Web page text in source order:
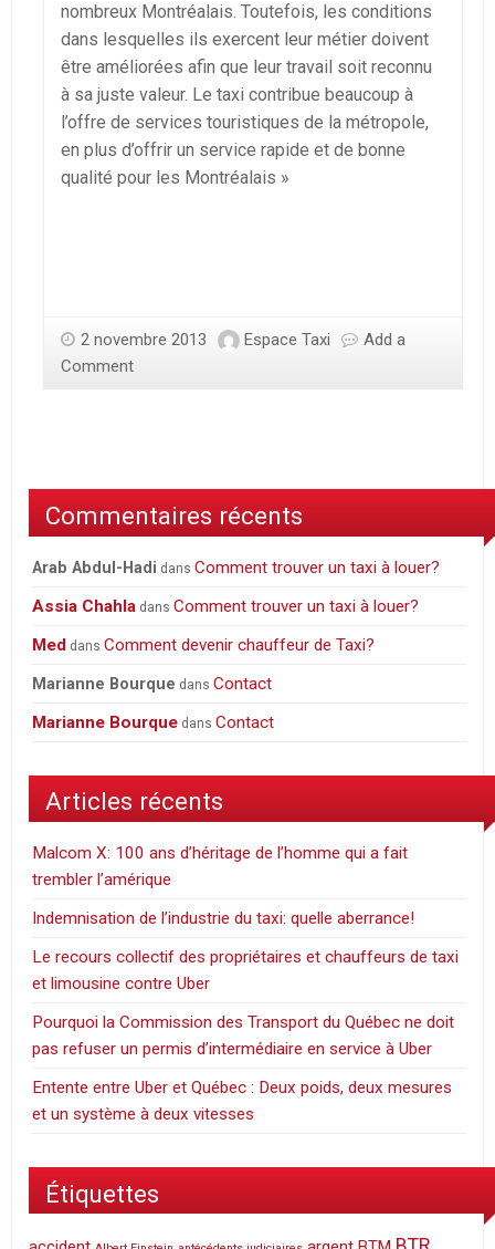
nombreux Montréalais. Toutefois, les conditions
dans lesquelles ils exercent leur métier doivent
être améliorées afin que leur travail soit reconnu
à sa juste valeur. Le taxi contribue beaucoup à
l’offre de services touristiques de la métropole,
en plus d’offrir un service rapide et de bonne
qualité pour les Montréalais »
2 novembre 2013 Espace Taxi
Add a
Comment
Commentaires récents
Arab Abdul-Hadi dansComment trouver un taxi à louer?
Assia Chahla dansComment trouver un taxi à louer?
Med dansComment devenir chauffeur de Taxi?
Marianne Bourque dansContact
Marianne Bourque dansContact
Articles récents
Malcom X: 100 ans d’héritage de l’homme qui a fait
trembler l’amérique
Indemnisation de l’industrie du taxi: quelle aberrance!
Le recours collectif des propriétaires et chauffeurs de taxi
et limousine contre Uber
Pourquoi la Commission des Transport du Québec ne doit
pas refuser un permis d’intermédiaire en service à Uber
Entente entre Uber et Québec : Deux poids, deux mesures
et un système à deux vitesses
Étiquettes